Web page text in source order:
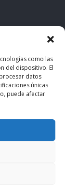
como las
del dispositivo. El
datos
únicas
puede afectar
a sus